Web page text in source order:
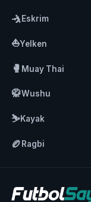
🤺Eskrim
⛵Yelken
🥊 Muay Thai
🥋Wushu
⛷️Kayak
🏉 Ragbi